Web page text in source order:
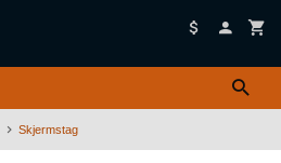
Skjermstag